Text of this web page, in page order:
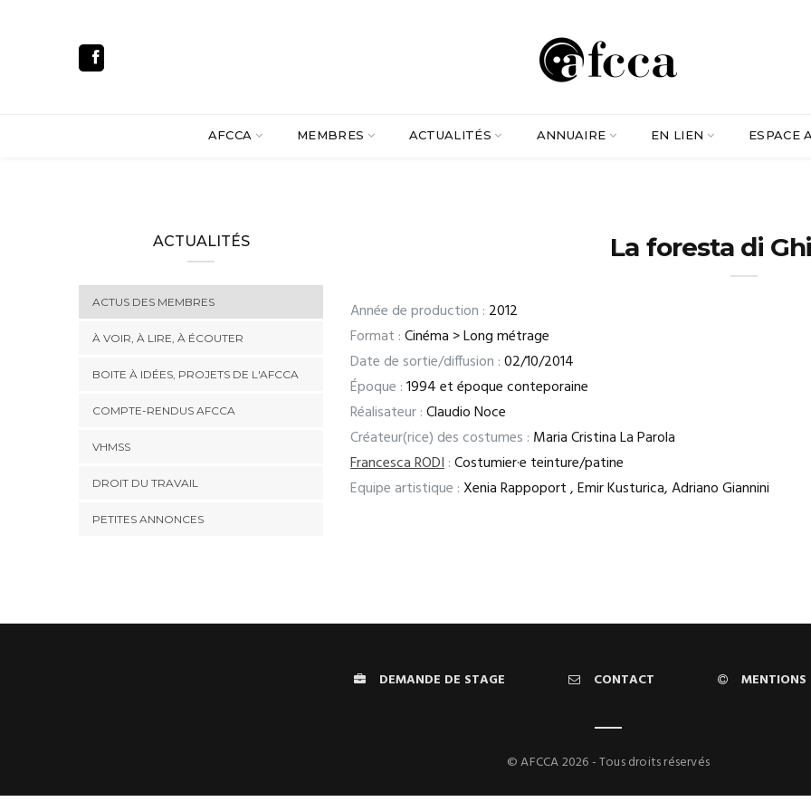
AFCCA MEMBRES ACTUALITÉS ANNUAIRE EN LIEN ESPACE
La foresta di
Année de production : 2012
Format :Cinéma > Long métrage
Date de sortie/diffusion :02/10/2014
Époque :1994 et époque conteporaine
Réalisateur :Claudio Noce
Créateur(rice) des costumes : Maria Cristina La Parola
Francesca RODI:Costumier·e teinture/patine
Equipe artistique :Xenia Rappoport , Emir Kusturica, Adriano Giannini
ACTUALITÉS
ACTUS DES MEMBRES
À VOIR, À LIRE, À ÉCOUTER
BOITE À IDÉES, PROJETS DE L'AFCCA
COMPTE-RENDUS AFCCA
VHMSS
DROIT DU TRAVAIL
PETITES ANNONCES
DEMANDE DE STAGE CONTACT MENTIONS
© AFCCA 2026 - Tous droits réservés